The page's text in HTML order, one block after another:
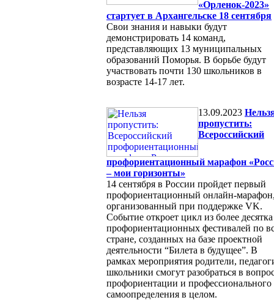
«Орленок-2023»
стартует в Архангельске 18 сентября
Свои знания и навыки будут
демонстрировать 14 команд,
представляющих 13 муниципальных
образований Поморья. В борьбе будут
участвовать почти 130 школьников в
возрасте 14-17 лет.
13.09.2023
пропустить:
Всероссийский
профориентационный марафон
– мои горизонты»
14 сентября в России пройдет первый
профориентационный онлайн-
организованный при поддержке VK.
Событие откроет цикл из более десятка
профориентационных фестивалей по
стране, созданных на базе проектной
деятельности “Билета в будущее”. В
рамках мероприятия родители,
школьники смогут разобраться в
профориентации и профессионального
самоопределения в целом.